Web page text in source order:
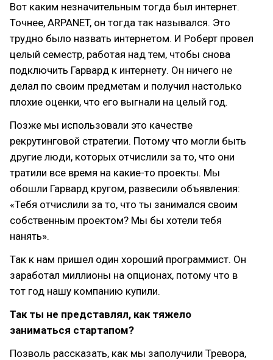
Вот каким незначительным тогда был интернет.
Точнее, ARPANET, он тогда так назывался. Это
трудно было назвать интернетом. И Роберт провел
целый семестр, работая над тем, чтобы снова
подключить Гарвард к интернету. Он ничего не
делал по своим предметам и получил настолько
плохие оценки, что его выгнали на целый год.
Позже мы использовали это качестве
рекрутинговой стратегии. Потому что могли быть
другие люди, которых отчислили за то, что они
тратили все время на какие-то проекты. Мы
обошли Гарвард кругом, развесили объявления:
«Тебя отчислили за то, что ты занимался своим
собственным проектом? Мы бы хотели тебя
нанять».
Так к нам пришел один хороший программист. Он
заработал миллионы на опционах, потому что в
тот год нашу компанию купили.
Так ты не представлял, как тяжело
заниматься стартапом?
Позволь рассказать, как мы заполучили Тревора,